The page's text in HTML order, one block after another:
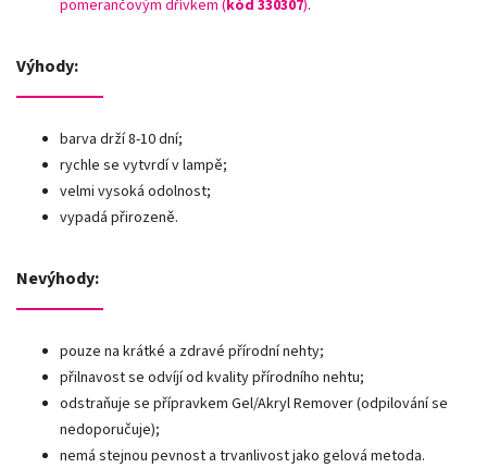
pomerančovým dřívkem (kód 330307).
Výhody:
barva drží 8-10 dní;
rychle se vytvrdí v lampě;
velmi vysoká odolnost;
vypadá přirozeně.
Nevýhody:
pouze na krátké a zdravé přírodní nehty;
přilnavost se odvíjí od kvality přírodního nehtu;
odstraňuje se přípravkem Gel/Akryl Remover (odpilování se
nedoporučuje);
nemá stejnou pevnost a trvanlivost jako gelová metoda.